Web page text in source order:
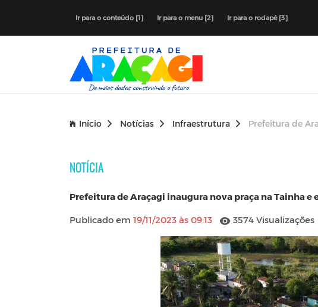
Ir para o conteúdo [1] Ir para o menu [2] Ir para o rodapé [3]
Início Notícias Infraestrutura Prefeitura de
NOTÍCIA
Prefeitura de Araçagi inaugura nova praça na Tainha
Publicado em 19/11/2023 às 09:13 3574 Visualizações